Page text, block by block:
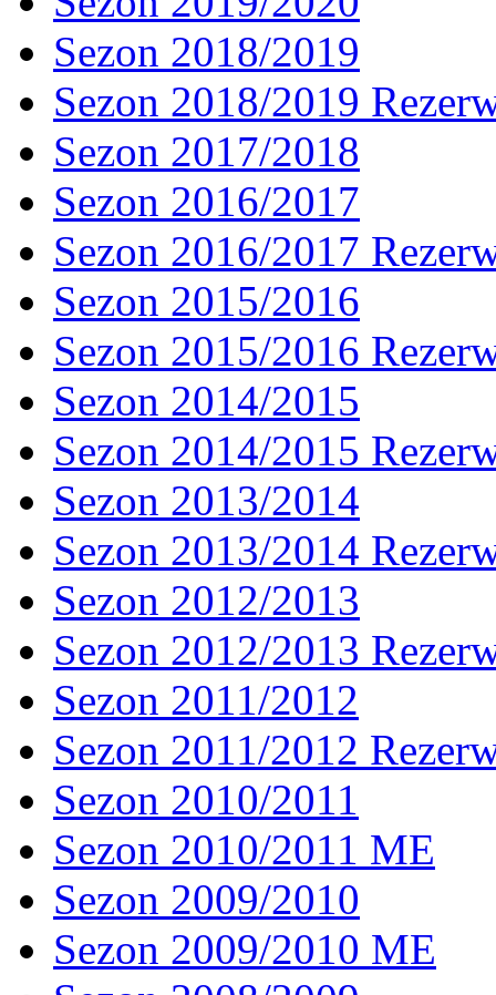
Sezon 2018/2019
Sezon 2018/2019
Sezon 2017/2018
Sezon 2016/2017
Sezon 2016/2017
Sezon 2015/2016
Sezon 2015/2016
Sezon 2014/2015
Sezon 2014/2015
Sezon 2013/2014
Sezon 2013/2014
Sezon 2012/2013
Sezon 2012/2013
Sezon 2011/2012
Sezon 2011/2012
Sezon 2010/2011
Sezon 2010/2011 ME
Sezon 2009/2010
Sezon 2009/2010 ME